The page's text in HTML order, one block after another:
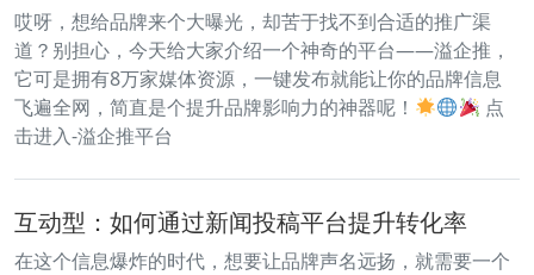
哎呀，想给品牌来个大曝光，却苦于找不到合适的推广渠
道？别担心，今天给大家介绍一个神奇的平台——溢企推，
它可是拥有8万家媒体资源，一键发布就能让你的品牌信息
飞遍全网，简直是个提升品牌影响力的神器呢！
点
击进入-溢企推平台
互动型：如何通过新闻投稿平台提升转化率
在这个信息爆炸的时代，想要让品牌声名远扬，就需要一个